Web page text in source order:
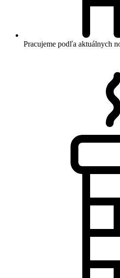
Pracujeme podľa aktuálnych